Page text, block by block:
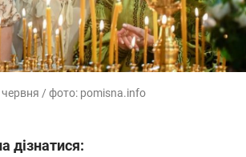
/ фото: pomisna.info
дізнатися: